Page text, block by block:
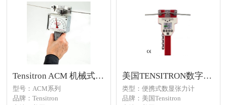
Tensitron ACM 机械式飞机张力计
型号：ACM系列
品牌：Tensitron
美国TENSITRON数字式飞机电缆张力计ACX系列
类型：便携式数显张力计
品牌：美国Tensitron